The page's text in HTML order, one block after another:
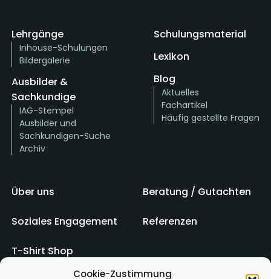
Cookie-Zustimmung
Lehrgänge
Inhouse-Schulungen
Bildergalerie
Ausbilder &
Sachkundige
IAG-Stempel
Ausbilder und
Sachkundigen-Suche
Archiv
Schulungsmaterial
Lexikon
Blog
Aktuelles
Fachartikel
Häufig gestellte Fragen
Über uns Beratung / Gutachten
Soziales Engagement Referenzen
T-Shirt Shop